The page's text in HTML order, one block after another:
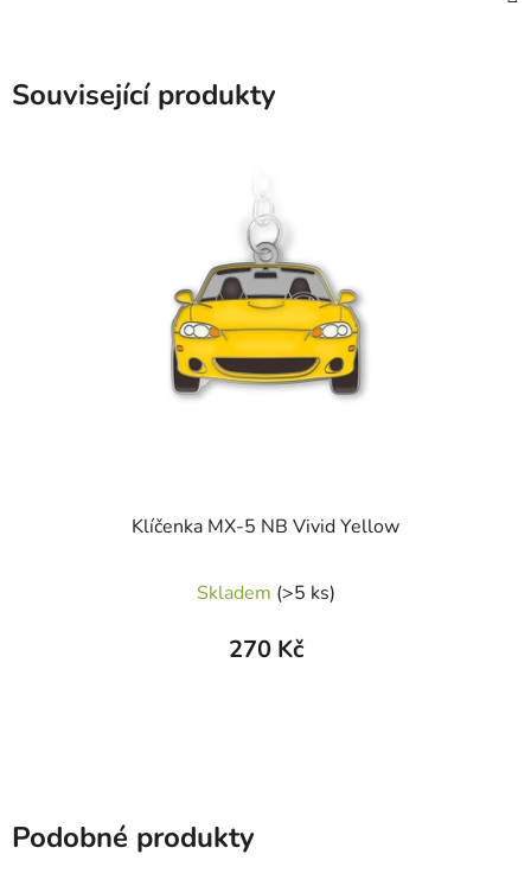
Související produkty
Klíčenka MX-5 NB Vivid Yellow
Skladem (>5 ks)
270 Kč
Podobné produkty